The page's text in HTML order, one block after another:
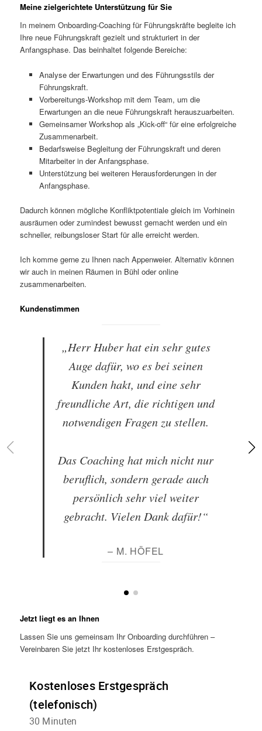
Meine zielgerichtete Unterstützung für Sie
In meinem Onboarding-Coaching für Führungskräfte begleite ich
Ihre neue Führungskraft gezielt und strukturiert in der
Anfangsphase. Das beinhaltet folgende Bereiche:
Analyse der Erwartungen und des Führungsstils der
Führungskraft.
Vorbereitungs-Workshop mit dem Team, um die
Erwartungen an die neue Führungskraft herauszuarbeiten.
Gemeinsamer Workshop als „Kick-off“ für eine erfolgreiche
Zusammenarbeit.
Bedarfsweise Begleitung der Führungskraft und deren
Mitarbeiter in der Anfangsphase.
Unterstützung bei weiteren Herausforderungen in der
Anfangsphase.
Dadurch können mögliche Konfliktpotentiale gleich im Vorhinein
ausräumen oder zumindest bewusst gemacht werden und ein
schneller, reibungsloser Start für alle erreicht werden.
Ich komme gerne zu Ihnen nach Appenweier. Alternativ können
wir auch in meinen Räumen in Bühl oder online
zusammenarbeiten.
Kundenstimmen
„Herr Huber hat ein sehr gutes
Auge dafür, wo es bei seinen
Kunden hakt, und eine sehr
freundliche Art, die richtigen und
notwendigen Fragen zu stellen.
Das Coaching hat mich nicht nur
beruflich, sondern gerade auch
persönlich sehr viel weiter
gebracht. Vielen Dank dafür!“
– M. HÖFEL
Jetzt liegt es an Ihnen
Lassen Sie uns gemeinsam Ihr Onboarding durchführen –
Vereinbaren Sie jetzt Ihr kostenloses Erstgespräch.